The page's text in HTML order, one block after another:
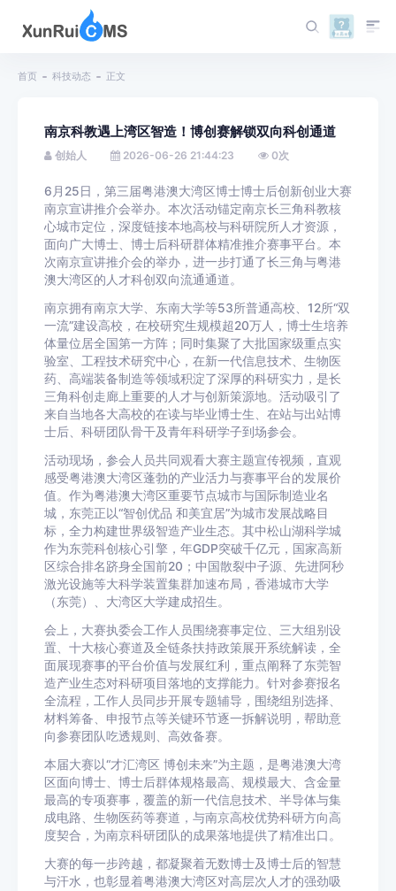
首页 科技动态 正文
南京科教遇上湾区智造！博创赛解锁双向科创通道
创始人 2026-06-26 21:44:23 0次
6月25日，第三届粤港澳大湾区博士博士后创新创业大赛
南京宣讲推介会举办。本次活动锚定南京长三角科教核
心城市定位，深度链接本地高校与科研院所人才资源，
面向广大博士、博士后科研群体精准推介赛事平台。本
次南京宣讲推介会的举办，进一步打通了长三角与粤港
澳大湾区的人才科创双向流通通道。
南京拥有南京大学、东南大学等53所普通高校、12所“双
一流”建设高校，在校研究生规模超20万人，博士生培养
体量位居全国第一方阵；同时集聚了大批国家级重点实
验室、工程技术研究中心，在新一代信息技术、生物医
药、高端装备制造等领域积淀了深厚的科研实力，是长
三角科创走廊上重要的人才与创新策源地。活动吸引了
来自当地各大高校的在读与毕业博士生、在站与出站博
士后、科研团队骨干及青年科研学子到场参会。
活动现场，参会人员共同观看大赛主题宣传视频，直观
感受粤港澳大湾区蓬勃的产业活力与赛事平台的发展价
值。作为粤港澳大湾区重要节点城市与国际制造业名
城，东莞正以“智创优品 和美宜居”为城市发展战略目
标，全力构建世界级智造产业生态。其中松山湖科学城
作为东莞科创核心引擎，年GDP突破千亿元，国家高新
区综合排名跻身全国前20；中国散裂中子源、先进阿秒
激光设施等大科学装置集群加速布局，香港城市大学
（东莞）、大湾区大学建成招生。
会上，大赛执委会工作人员围绕赛事定位、三大组别设
置、十大核心赛道及全链条扶持政策展开系统解读，全
面展现赛事的平台价值与发展红利，重点阐释了东莞智
造产业生态对科研项目落地的支撑能力。针对参赛报名
全流程，工作人员同步开展专题辅导，围绕组别选择、
材料筹备、申报节点等关键环节逐一拆解说明，帮助意
向参赛团队吃透规则、高效备赛。
本届大赛以“才汇湾区 博创未来”为主题，是粤港澳大湾
区面向博士、博士后群体规格最高、规模最大、含金量
最高的专项赛事，覆盖的新一代信息技术、半导体与集
成电路、生物医药等赛道，与南京高校优势科研方向高
度契合，为南京科研团队的成果落地提供了精准出口。
大赛的每一步跨越，都凝聚着无数博士及博士后的智慧
与汗水，也彰显着粤港澳大湾区对高层次人才的强劲吸